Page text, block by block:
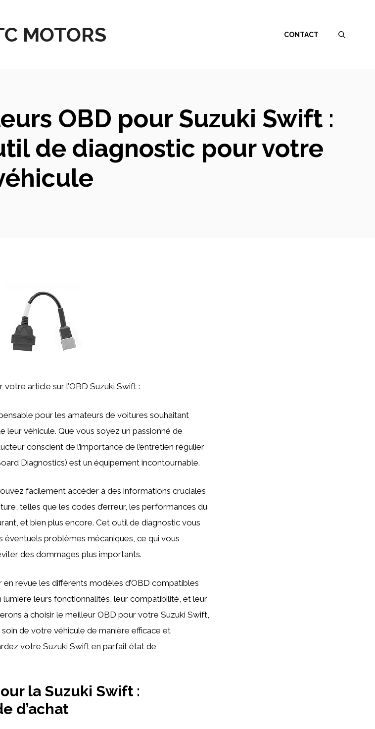
MOTORS CONTACT
OBD pour Suzuki Swift :
de diagnostic pour votre
article sur l’OBD Suzuki Swift :
pour les amateurs de voitures souhaitant
véhicule. Que vous soyez un passionné de
conscient de l’importance de l’entretien régulier
Diagnostics) est un équipement incontournable.
facilement accéder à des informations cruciales
telles que les codes d’erreur, les performances du
et bien plus encore. Cet outil de diagnostic vous
problèmes mécaniques, ce qui vous
des dommages plus importants.
revue les différents modèles d’OBD compatibles
leurs fonctionnalités, leur compatibilité, et leur
à choisir le meilleur OBD pour votre Suzuki Swift,
de votre véhicule de manière efficace et
votre Suzuki Swift en parfait état de
la Suzuki Swift :
d’achat